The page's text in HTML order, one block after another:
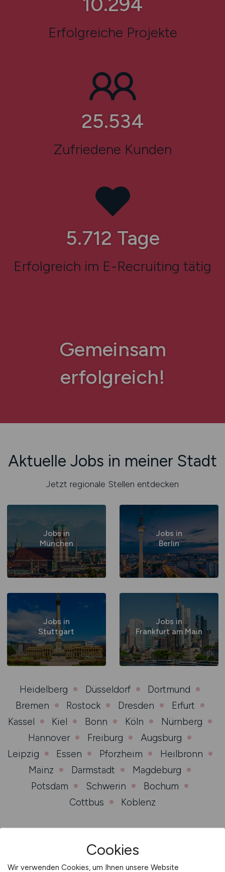
Erfolgreiche Projekte
34.264
Zufriedene Kunden
7.665 Tage
Erfolgreich im E-Recruiting tätig
Gemeinsam
erfolgreich!
Aktuelle Jobs in meiner Stadt
Jetzt regionale Stellen entdecken
Jobs in
München
Jobs in
Berlin
Jobs in
Stuttgart
Jobs in
Frankfurt am Main
Heidelberg Düsseldorf
Dortmund
Bremen
Rostock Dresden
Erfurt
Kassel
Kiel Bonn Köln
Nürnberg
Hannover
Freiburg
Augsburg
Leipzig
Essen Pforzheim
Heilbronn
Mainz
Darmstadt
Magdeburg
Potsdam
Schwerin
Bochum
Cottbus
Koblenz
Jobs per Mail
Cookies
Wir verwenden Cookies, um Ihnen unsere Website